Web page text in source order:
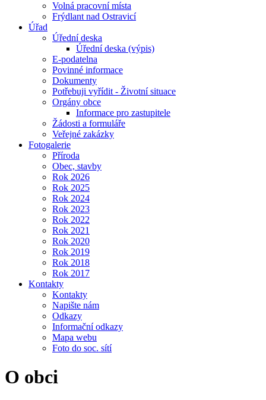
Volná pracovní místa
Frýdlant nad Ostravicí
Úřad
Úřední deska
Úřední deska (výpis)
E-podatelna
Povinné informace
Dokumenty
Potřebuji vyřídit - Životní situace
Orgány obce
Informace pro zastupitele
Žádosti a formuláře
Veřejné zakázky
Fotogalerie
Příroda
Obec, stavby
Rok 2026
Rok 2025
Rok 2024
Rok 2023
Rok 2022
Rok 2021
Rok 2020
Rok 2019
Rok 2018
Rok 2017
Kontakty
Kontakty
Napište nám
Odkazy
Informační odkazy
Mapa webu
Foto do soc. sítí
O obci